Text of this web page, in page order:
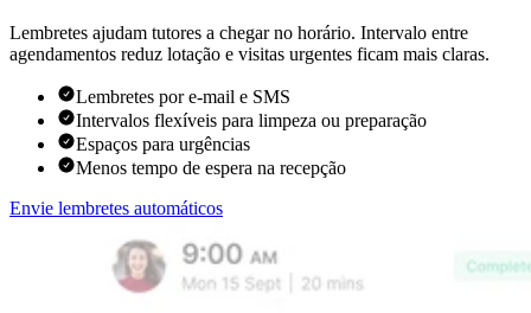
Lembretes ajudam tutores a chegar no horário. Intervalo entre
agendamentos reduz lotação e visitas urgentes ficam mais claras.
Lembretes por e-mail e SMS
Intervalos flexíveis para limpeza ou preparação
Espaços para urgências
Menos tempo de espera na recepção
Envie lembretes automáticos